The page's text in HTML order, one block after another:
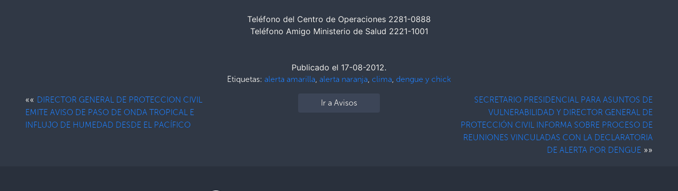
Teléfono del Centro de Operaciones 2281-0888
Teléfono Amigo Ministerio de Salud 2221-1001
Publicado el 17-08-2012.
Etiquetas: alerta amarilla, alerta naranja, clima, dengue y chick
«« DIRECTOR GENERAL DE PROTECCION CIVIL
EMITE AVISO DE PASO DE ONDA TROPICAL E
INFLUJO DE HUMEDAD DESDE EL PACÍFICO
Ir a Avisos
SECRETARIO PRESIDENCIAL PARA ASUNTOS DE
VULNERABILIDAD Y DIRECTOR GENERAL DE
PROTECCIÓN CIVIL INFORMA SOBRE PROCESO DE
REUNIONES VINCULADAS CON LA DECLARATORIA
DE ALERTA POR DENGUE »»